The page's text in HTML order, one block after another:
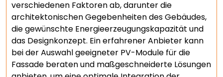
verschiedenen Faktoren ab, darunter die
architektonischen Gegebenheiten des Gebäudes,
die gewünschte Energieerzeugungskapazität und
das Designkonzept. Ein erfahrener Anbieter kann
bei der Auswahl geeigneter PV-Module für die
Fassade beraten und maßgeschneiderte Lösungen